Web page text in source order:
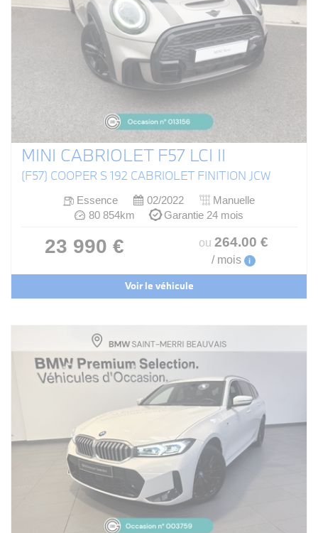
MINI CABRIOLET F57 LCI II
(F57) COOPER S 192 CABRIOLET FINITION JCW
Essence 02/2022
Manuelle
80 854km
Garantie 24 mois
23 990 € ou 264.00 €
/ mois i
Voir le véhicule